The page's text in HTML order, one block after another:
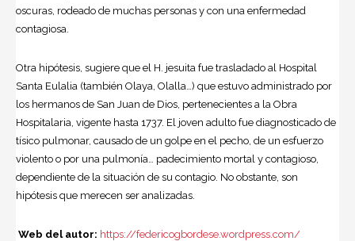
oscuras, rodeado de muchas personas y con una enfermedad
contagiosa.
Otra hipótesis, sugiere que el H. jesuita fue trasladado al Hospital
Santa Eulalia (también Olaya, Olalla…) que estuvo administrado por
los hermanos de San Juan de Dios, pertenecientes a la Obra
Hospitalaria, vigente hasta 1737. El joven adulto fue diagnosticado de
tísico pulmonar, causado de un golpe en el pecho, de un esfuerzo
violento o por una pulmonía… padecimiento mortal y contagioso,
dependiente de la situación de su contagio. No obstante, son
hipótesis que merecen ser analizadas.
Web del autor: https://federicogbordese.wordpress.com/